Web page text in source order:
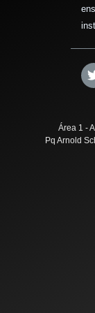
Área 1 -
Pq Arnold